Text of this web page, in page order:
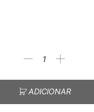
ADICIONAR